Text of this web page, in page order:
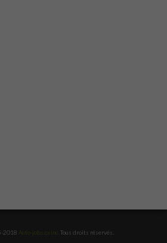
2018 Auto-jobs.ca inc. Tous droits réservés.